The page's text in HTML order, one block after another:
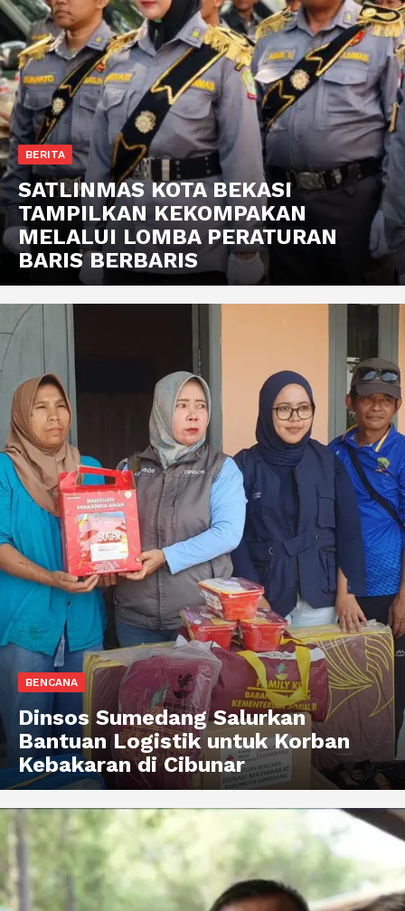
BERITA
SATLINMAS KOTA BEKASI
TAMPILKAN KEKOMPAKAN
MELALUI LOMBA PERATURAN
BARIS BERBARIS
BENCANA
Dinsos Sumedang Salurkan
Bantuan Logistik untuk Korban
Kebakaran di Cibunar